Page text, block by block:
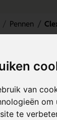
van
om
te
Pennen